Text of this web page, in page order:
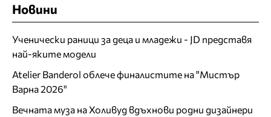
Новини
Ученически раници за деца и младежи - JD представя
най-яките модели
Atelier Banderol облече финалистите на "Мистър
Варна 2026"
Вечната муза на Холивуд вдъхнови родни дизайнери